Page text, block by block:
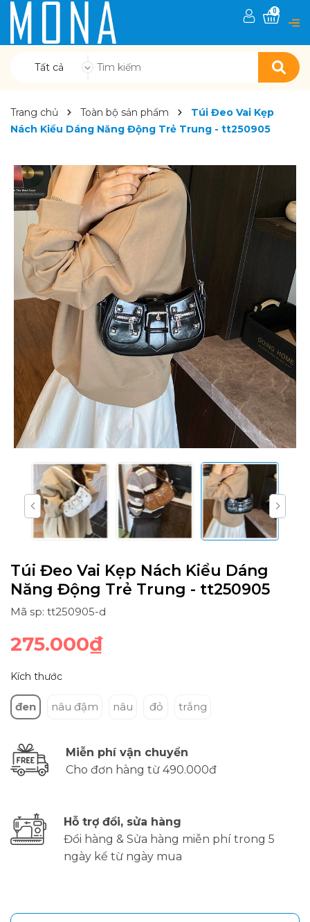
Tất cả
0
Trang chủ Toàn bộ sản phẩm
Túi Đeo Vai Kẹp
Nách Kiểu Dáng Năng Động Trẻ Trung - tt250905
Túi Đeo Vai Kẹp Nách Kiểu Dáng
Năng Động Trẻ Trung - tt250905
Mã sp: tt250905-d
275.000₫
Kích thước
đen nâu đậm nâu đỏ trắng
Miễn phí vận chuyển
Cho đơn hàng từ 490.000đ
Hỗ trợ đổi, sửa hàng
Đổi hàng & Sửa hàng miễn phí trong 5
ngày kể từ ngày mua